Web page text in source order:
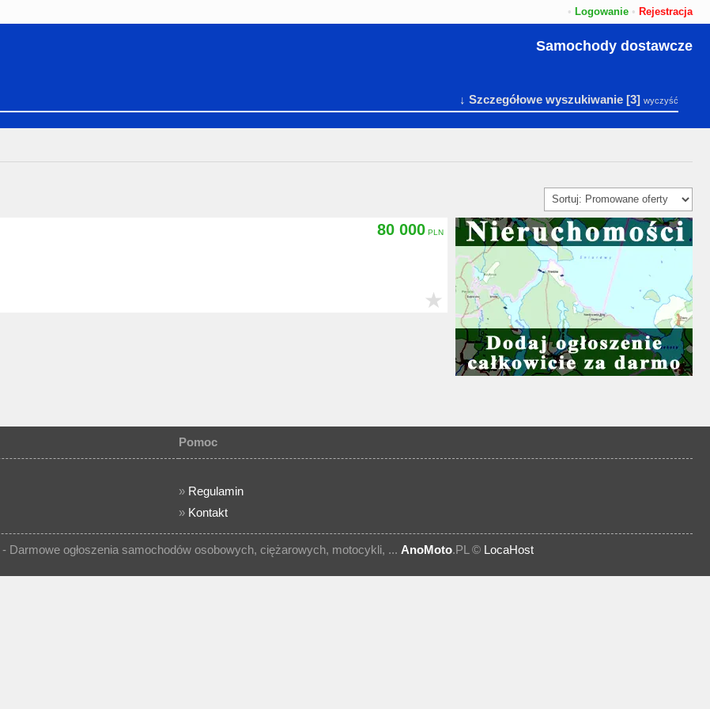
• Logowanie • Rejestracja
Samochody dostawcze
↓ Szczegółowe wyszukiwanie[3] wyczyść
80 000
★
Pomoc
» Regulamin
» Kontakt
Darmowe ogłoszenia samochodów osobowych, ciężarowych, motocykli, ... AnoMoto.PL © LocaHost